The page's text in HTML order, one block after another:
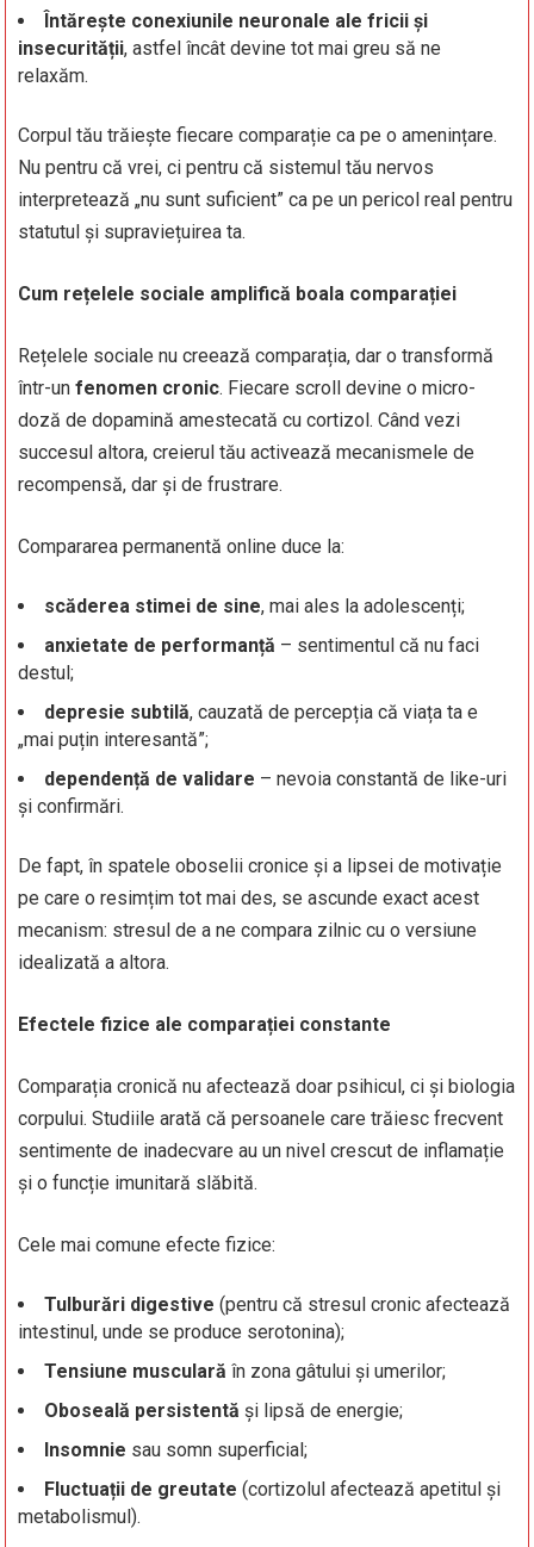
Întărește conexiunile neuronale ale fricii și
insecurității, astfel încât devine tot mai greu să ne
relaxăm.
Corpul tău trăiește fiecare comparație ca pe o amenințare.
Nu pentru că vrei, ci pentru că sistemul tău nervos
interpretează „nu sunt suficient” ca pe un pericol real pentru
statutul și supraviețuirea ta.
Cum rețelele sociale amplifică boala comparației
Rețelele sociale nu creează comparația, dar o transformă
într-unfenomen cronic. Fiecare scroll devine o micro-
doză de dopamină amestecată cu cortizol. Când vezi
succesul altora, creierul tău activează mecanismele de
recompensă, dar și de frustrare.
Compararea permanentă online duce la:
scăderea stimei de sine, mai ales la adolescenți;
anxietate de performanță – sentimentul că nu faci
destul;
depresie subtilă, cauzată de percepția că viața ta e
„mai puțin interesantă”;
dependență de validare – nevoia constantă de like-uri
și confirmări.
De fapt, în spatele oboselii cronice și a lipsei de motivație
pe care o resimțim tot mai des, se ascunde exact acest
mecanism: stresul de a ne compara zilnic cu o versiune
idealizată a altora.
Efectele fizice ale comparației constante
Comparația cronică nu afectează doar psihicul, ci și biologia
corpului. Studiile arată că persoanele care trăiesc frecvent
sentimente de inadecvare au un nivel crescut de inflamație
și o funcție imunitară slăbită.
Cele mai comune efecte fizice:
Tulburări digestive (pentru că stresul cronic afectează
intestinul, unde se produce serotonina);
Tensiune musculară în zona gâtului și umerilor;
Oboseală persistentă și lipsă de energie;
Insomnie sau somn superficial;
Fluctuații de greutate (cortizolul afectează apetitul și
metabolismul).